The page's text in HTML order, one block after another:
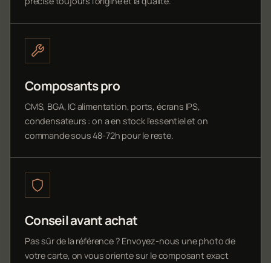
Composants pro
CMS, BGA, IC alimentation, ports, écrans IPS,
condensateurs : on a en stock l'essentiel et on
commande sous 48-72h pour le reste.
Conseil avant achat
Pas sûr de la référence ? Envoyez-nous une photo de
votre carte, on vous oriente sur le composant exact